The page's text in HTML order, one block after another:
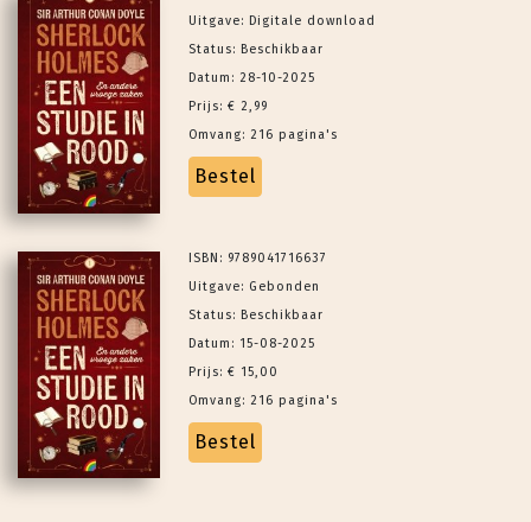
Uitgave: Digitale download
Status: Beschikbaar
Datum: 28-10-2025
Prijs: € 2,99
Omvang: 216 pagina's
Bestel
ISBN: 9789041716637
Uitgave: Gebonden
Status: Beschikbaar
Datum: 15-08-2025
Prijs: € 15,00
Omvang: 216 pagina's
Bestel